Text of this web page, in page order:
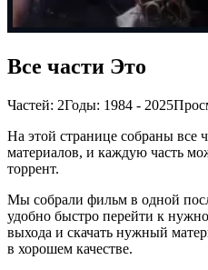
Все части Это
Частей: 2Годы: 1984 - 2025
На этой странице собраны все
материалов, и каждую часть
торрент.
Мы собрали фильм в одной
удобно быстро перейти к
выхода и скачать нужный
в хорошем качестве.